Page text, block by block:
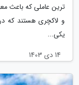
ترین عاملی که باعث
و لاکچری هستند که
یکی...
14 دی 1403